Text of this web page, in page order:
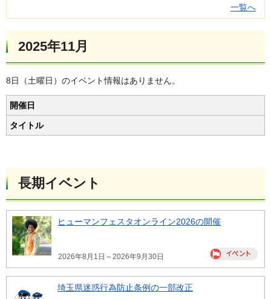
一覧へ
2025年11月
8日（土曜日）のイベント情報はありません。
開催日
タイトル
長期イベント
ヒューマンフェスタオンライン2026の開催
2026年8月1日～2026年9月30日
埼玉県迷惑行為防止条例の一部改正